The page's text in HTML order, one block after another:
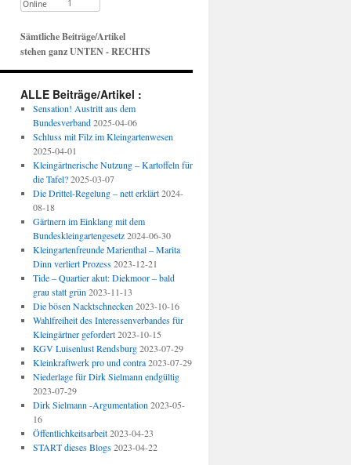
Sämtliche Beiträge/Artikel
stehen ganz UNTEN - RECHTS
ALLE Beiträge/Artikel :
Sensation! Austritt aus dem
Bundesverband 2025-04-06
Schluss mit Filz im Kleingartenwesen
2025-04-01
Kleingärtnerische Nutzung – Kartoffeln für
die Tafel? 2025-03-07
Die Drittel-Regelung – nett erklärt 2024-
08-18
Gärtnern im Einklang mit dem
Bundeskleingartengesetz 2024-06-30
Kleingartenfreunde Marienthal – Marita
Dinn verliert Prozess 2023-12-21
Tide – Quartier akut: Diekmoor – bald
grau statt grün 2023-11-13
Die bösen Nacktschnecken 2023-10-16
Wahlfreiheit des Interessenverbandes für
Kleingärtner gefordert 2023-10-15
KGV Luisenlust Rendsburg 2023-07-29
Kleinkraftwerk pro und contra 2023-07-29
Niederlage für Dirk Sielmann endgültig
2023-07-29
Dirk Sielmann -Argumentation 2023-05-
16
Öffentlichkeitsarbeit 2023-04-23
START dieses Blogs 2023-04-22